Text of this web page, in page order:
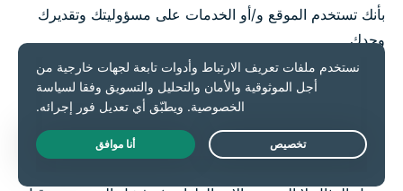
بأنك تستخدم الموقع و/أو الخدمات على مسؤوليتك وتقديرك
وحدك.
قد تختلف تغطية خدمة VPN والسرعات ومواقع الخوادم
وجودة الاتصال. تسعى ExpressVPN لجعل الخدمات متاحة
في جميع الأوقات. ومع ذلك، قد تكون الخدمات غير متاحة
Live Chat